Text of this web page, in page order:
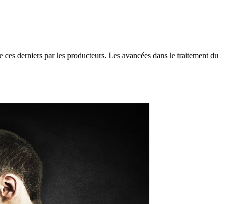
derniers par les producteurs. Les avancées dans le traitement du